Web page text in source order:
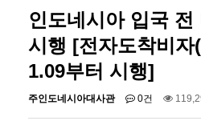
인도네시아 입국
시행 [전자도착비자
1.09부터 시행]
주인도네시아대사관 0건